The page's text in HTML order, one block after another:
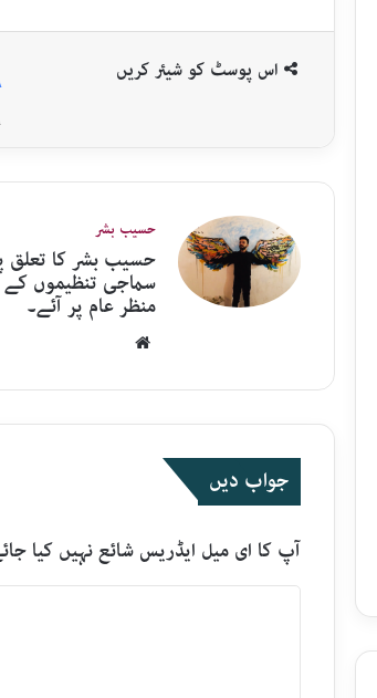
اس پوسٹ کو شیئر کریں
حسیب بشر
حسیب بشر کا تعلق
منظر عام پر آئے۔
جواب دیں
آپ کا ای میل ایڈریس شائع نہیں کیا